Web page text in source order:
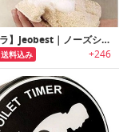
【プチプラ】Jeobest｜ノーズシェイプのコミカルシャワージェルディスペンサー
送料込み +246